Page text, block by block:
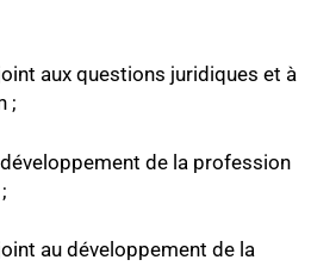
aux questions juridiques et à
;
de la profession
au développement de la